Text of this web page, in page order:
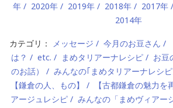
年
2020年 2019年 2018年 2017年
2014年
カテゴリ： メッセージ 今月のお豆さん
は？
etc. まめタリアーナレシピ
お豆
のお話）
みんなの｢まめタリアーナレシピ
【鎌倉の人、もの】
【古都鎌倉の魅力を
アージュレシピ
みんなの「まめヴィアー